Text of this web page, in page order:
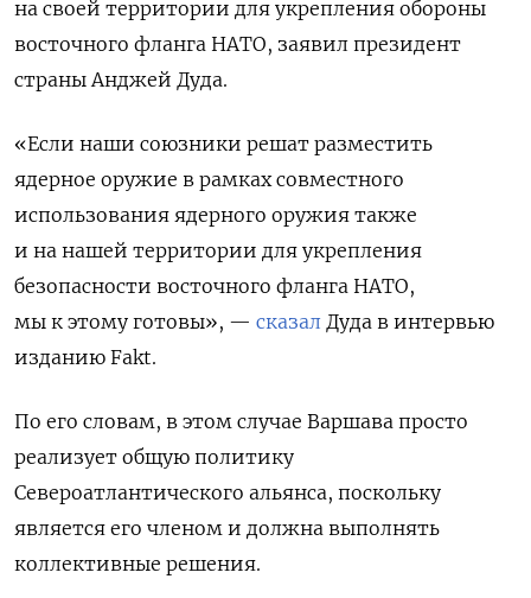
на своей территории для укрепления обороны
восточного фланга НАТО, заявил президент
страны Анджей Дуда.
«Если наши союзники решат разместить
ядерное оружие в рамках совместного
использования ядерного оружия также
и на нашей территории для укрепления
безопасности восточного фланга НАТО,
мы к этому готовы», — сказал Дуда в интервью
изданию Fakt.
По его словам, в этом случае Варшава просто
реализует общую политику
Североатлантического альянса, поскольку
является его членом и должна выполнять
коллективные решения.